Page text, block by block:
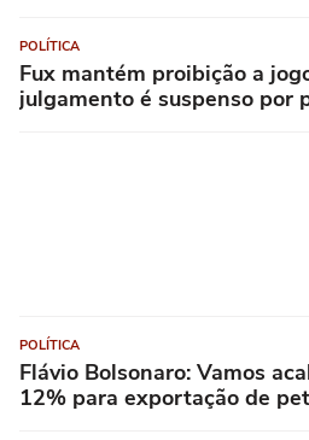
POLÍTICA
Fux mantém proibição a
julgamento é suspenso por
POLÍTICA
Flávio Bolsonaro: Vamos
12% para exportação de